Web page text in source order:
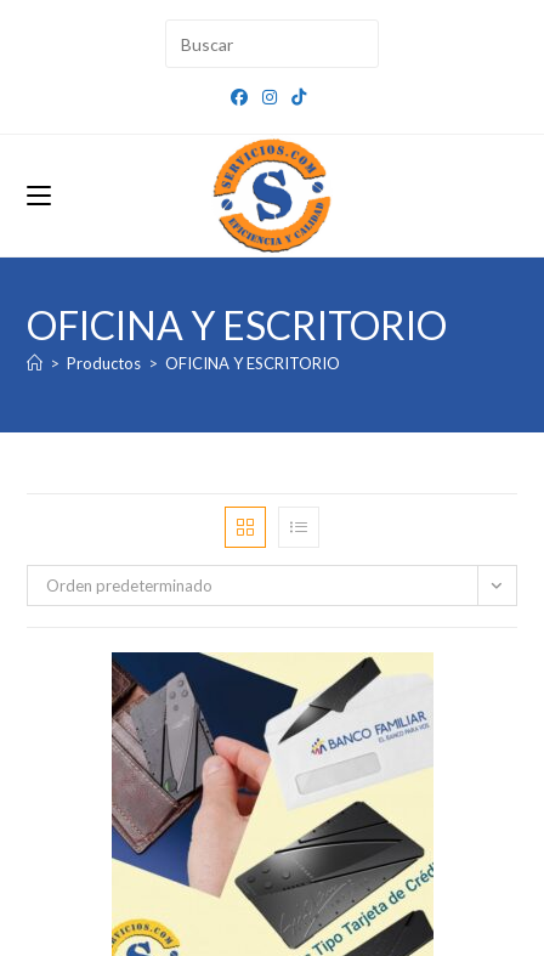
OFICINA Y ESCRITORIO
> Productos > OFICINA Y ESCRITORIO
Orden predeterminado